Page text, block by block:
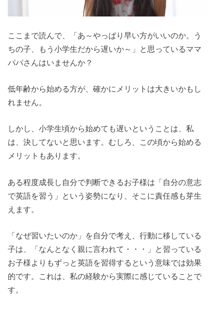
ここまで読んで、「あ～やっぱり早い方がいいのか。う
ちの子、もう小学生だから遅いか～」と思っているママ
パパさんはいませんか？
低年齢から始める方が、確かにメリットは大きいかもし
れません。
しかし、小学生頃から始めても遅いということは、私
は、決してないと思います。 むしろ、この頃から始める
メリットもあります。
ある程度成長し自分で判断できるお子様は「自分の意志
で英語を習う」という姿勢になり、そこに責任感も芽生
えます。
「なぜ習いたいのか」を自分で考え、行動に移している
子は、「なんとなく親に言われて・・・」と習っている
お子様よりもずっと英語を習得するという意味では効果
的です。これは、私の経験から実際に感じていることで
す。